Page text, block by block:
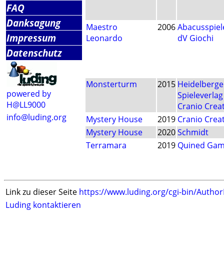
FAQ
Danksagung
Impressum
Datenschutz
powered by
H@LL9000
info@luding.org
Maestro
Leonardo
2006
dV Giochi
Monsterturm 2015
Spieleverlag
Cranio
Mystery House
2019 Cranio
Mystery House
2020Schmidt
Terramara
2019 Quined
Link zu dieser Seite https://www.luding.org/cgi-bin/
Luding kontaktieren